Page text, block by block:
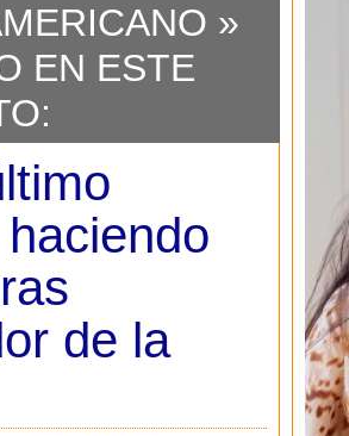
»
EN ESTE
de la